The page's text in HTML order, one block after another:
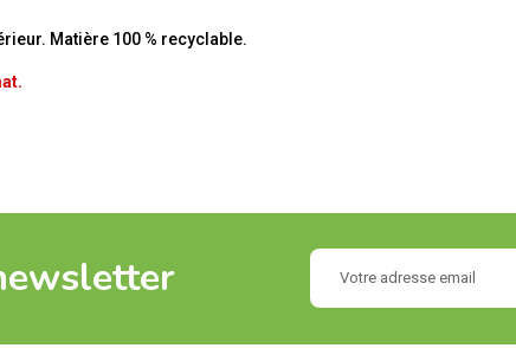
Matière 100 % recyclable.